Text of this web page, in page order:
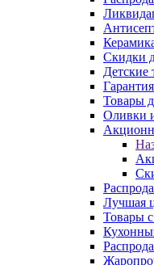
Скидки
Детские
Товары
Оливки
Лучшая
Товары